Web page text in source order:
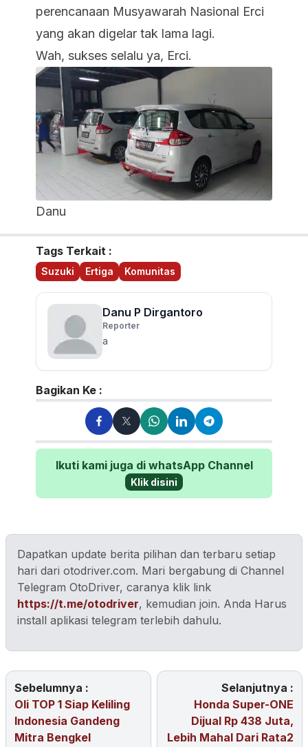
perencanaan Musyawarah Nasional Erci
yang akan digelar tak lama lagi.
Wah, sukses selalu ya, Erci.
Danu
Tags Terkait :
Suzuki Ertiga Komunitas
Danu P Dirgantoro
Reporter
a
Bagikan Ke :
Ikuti kami juga di whatsApp Channel
Klik disini
Dapatkan update berita pilihan dan terbaru setiap
hari dari otodriver.com. Mari bergabung di Channel
Telegram OtoDriver, caranya klik link
https://t.me/otodriver, kemudian join. Anda Harus
install aplikasi telegram terlebih dahulu.
Sebelumnya :
Oli TOP 1 Siap Keliling
Indonesia Gandeng
Mitra Bengkel
Selanjutnya :
Honda Super-ONE
Dijual Rp 438 Juta,
Lebih Mahal Dari Rata2